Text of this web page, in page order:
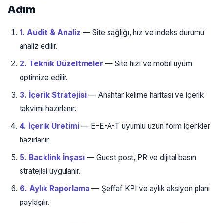
Adım
1. Audit & Analiz — Site sağlığı, hız ve indeks durumu
analiz edilir.
2. Teknik Düzeltmeler — Site hızı ve mobil uyum
optimize edilir.
3. İçerik Stratejisi — Anahtar kelime haritası ve içerik
takvimi hazırlanır.
4. İçerik Üretimi — E-E-A-T uyumlu uzun form içerikler
hazırlanır.
5. Backlink İnşası — Guest post, PR ve dijital basın
stratejisi uygulanır.
6. Aylık Raporlama — Şeffaf KPI ve aylık aksiyon planı
paylaşılır.